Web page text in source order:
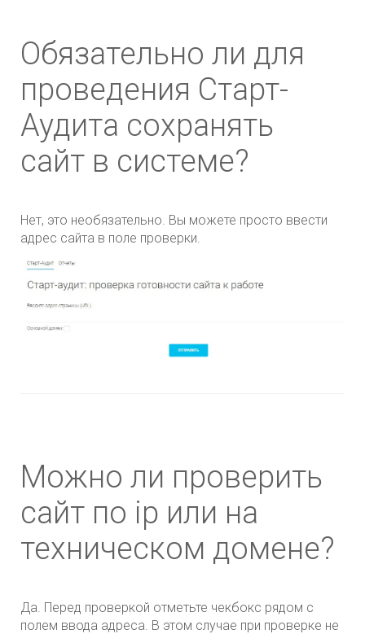
Обязательно ли для
проведения Старт-
Аудита сохранять
сайт в системе?
Нет, это необязательно. Вы можете просто ввести
адрес сайта в поле проверки.
Можно ли проверить
сайт по ip или на
техническом домене?
Да. Перед проверкой отметьте чекбокс рядом с
полем ввода адреса. В этом случае при проверке не